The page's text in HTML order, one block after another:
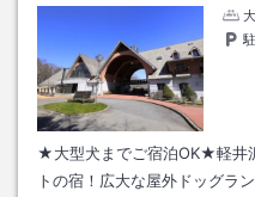
★大型犬までご宿泊OK★軽井
トの宿！広大な屋外ドッグラ